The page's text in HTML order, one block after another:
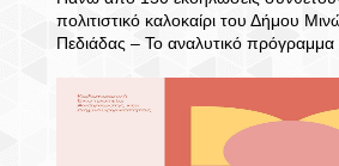
πολιτιστικό καλοκαίρι του Δήμου
Πεδιάδας – To αναλυτικό πρόγραμμα